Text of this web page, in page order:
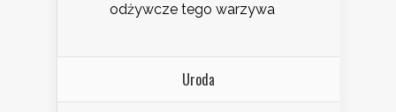
odżywcze tego warzywa
Uroda